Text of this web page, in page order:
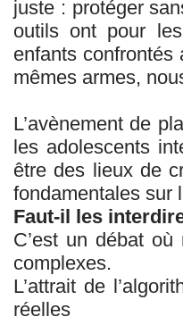
juste : protéger
outils ont pour
enfants
mêmes armes,
L’avènement de
les adolescents
être des lieux de
fondamentales sur
Faut-il les
C’est un débat
complexes.
L’attrait de
réelles